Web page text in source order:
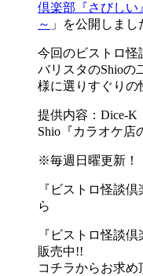
倶楽部『さびしい
～ 」を公開しまし
今回のビストロ怪
バリスタのShioの
様に選りすぐりの
提供内容：Dice-K
Shio『カラオケ店
※毎週日曜更新！
『ビストロ怪談
ら
『ビストロ怪談
販売中!!
コチラからお求め